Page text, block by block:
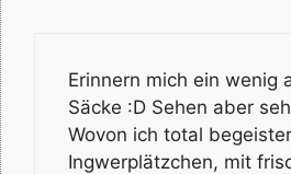
Erinnern mich ein wenig
Säcke :D Sehen aber
Wovon ich total
Ingwerplätzchen, mit